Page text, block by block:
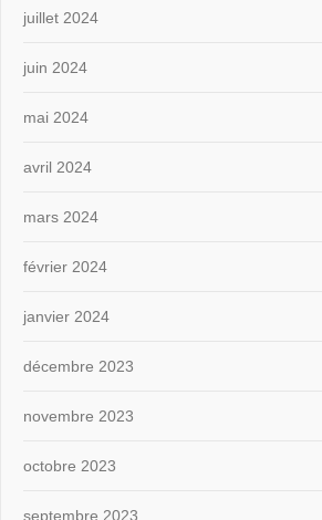
juillet 2024
juin 2024
mai 2024
avril 2024
mars 2024
février 2024
janvier 2024
décembre 2023
novembre 2023
octobre 2023
septembre 2023